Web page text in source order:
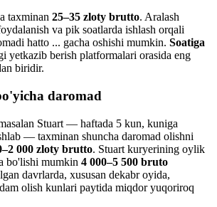
taxminan 25–35 zloty brutto. Aralash
va pik soatlarda ishlash orqali
hatto ... gacha oshishi mumkin. Soatiga
yetkazib berish platformalari orasida eng
biridir.
daromad
Stuart — haftada 5 kun, kuniga
— taxminan shuncha daromad olishni
000 zloty brutto. Stuart kuryerining oylik
bo'lishi mumkin 4 000–5 500 bruto
davrlarda, xususan dekabr oyida,
olish kunlari paytida miqdor yuqoriroq